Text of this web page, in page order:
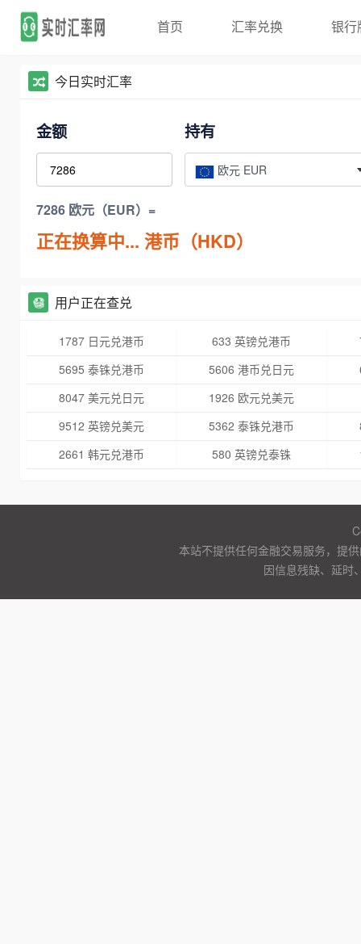
首页 汇率兑换 银行
今日实时汇率
金额 持有
欧元 EUR
7286 欧元（EUR）=
正在换算中... 港币（HKD）
用户正在查兑
1787 日元兑港币 633 英镑兑港币
5695 泰铢兑港币
5606 港币兑日元
8047 美元兑日元
1926 欧元兑美元
9512 英镑兑美元
5362 泰铢兑港币
2661 韩元兑港币
580 英镑兑泰铢
本站不提供任何金融交易服务，提
因信息残缺、延时